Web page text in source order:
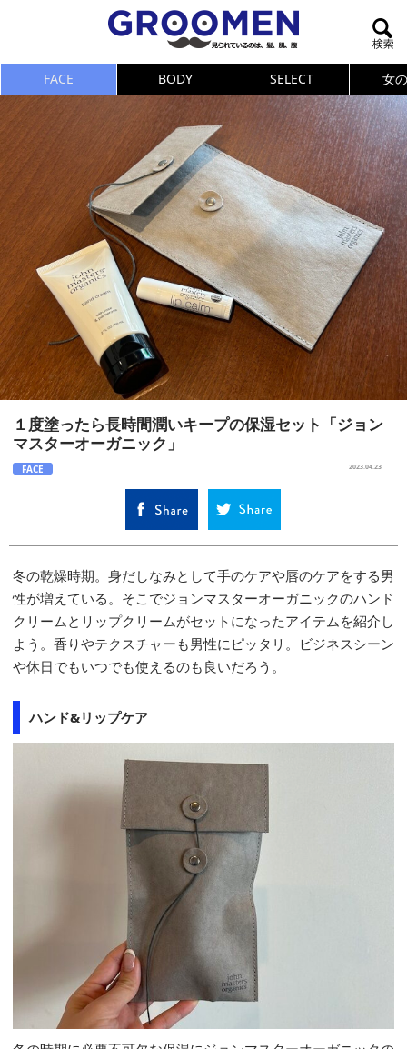
FACE BODY SELECT 女
１度塗ったら長時間潤いキープの保湿セット「ジョン
マスターオーガニック」
FACE 2023.04.23
冬の乾燥時期。身だしなみとして手のケアや唇のケアをする男
性が増えている。そこでジョンマスターオーガニックのハンド
クリームとリップクリームがセットになったアイテムを紹介し
よう。香りやテクスチャーも男性にピッタリ。ビジネスシーン
や休日でもいつでも使えるのも良いだろう。
ハンド&リップケア